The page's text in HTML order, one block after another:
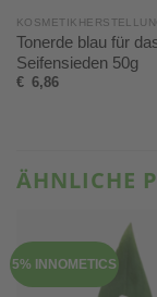
Tonerde blau für
Seifensieden 50g
€ 6,86
ÄHNLICHE
5% INNOMETICS